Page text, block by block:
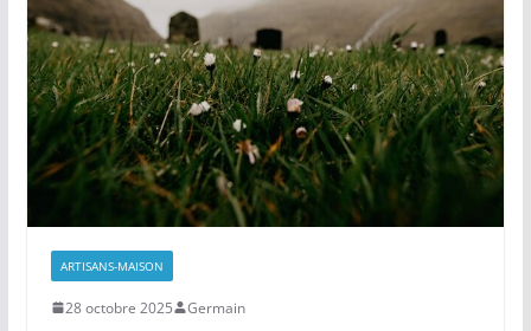
ARTISANS-MAISON
28 octobre 2025 Germain